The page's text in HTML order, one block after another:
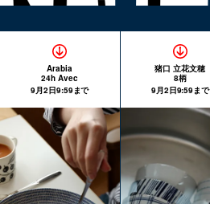
Arabia
24h Avec
9月2日9:59まで
猪口 立花文穂
8柄
9月2日9:59まで